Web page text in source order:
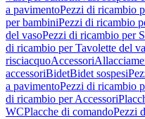
a pavimentoPezzi di ricambio
per bambiniPezzi di ricambio
del vasoPezzi di ricambio per
di ricambio per Tavolette del
risciacquoAccessori
accessoriBidetBidet sospesi
a pavimentoPezzi di ricambio
di ricambio per Accessori
WCPlacche di comandoPezzi